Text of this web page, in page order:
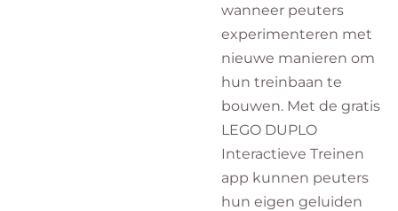
wanneer peuters
experimenteren met
nieuwe manieren om
hun treinbaan te
bouwen. Met de gratis
LEGO DUPLO
Interactieve Treinen
app kunnen peuters
hun eigen geluiden